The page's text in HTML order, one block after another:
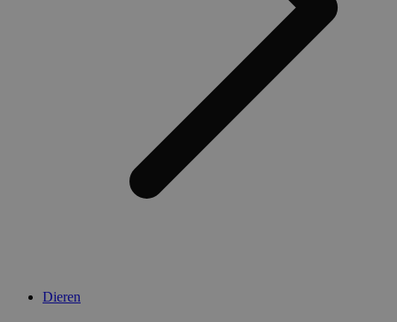
Dieren